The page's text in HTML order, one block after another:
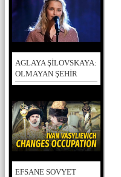
AGLAYA ŞİLOVSKAYA:
OLMAYAN ŞEHİR
EFSANE SOVYET